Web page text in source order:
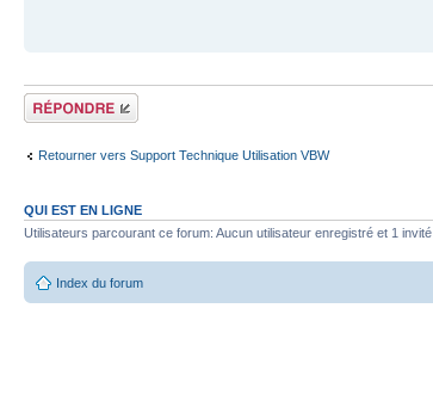
Répondre
Retourner vers Support Technique Utilisation VBW
QUI EST EN LIGNE
Utilisateurs parcourant ce forum: Aucun utilisateur enregistré et 1 invité
Index du forum